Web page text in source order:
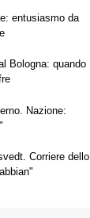
entusiasmo da
Bologna: quando
Nazione:
Corriere dello